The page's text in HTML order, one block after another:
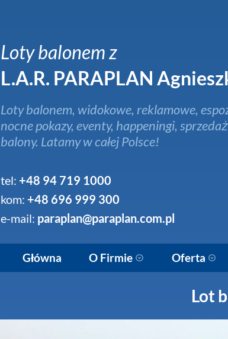
Loty balonem z
L.A.R. PARAPLAN
Loty balonem, widokowe, reklamowe,
nocne pokazy, eventy, happeningi,
balony. Latamy w całej Polsce!
tel: +48 94 719 1000
kom: +48 696 999 300
e-mail: paraplan@paraplan.com.pl
Główna O Firmie Oferta
Lot